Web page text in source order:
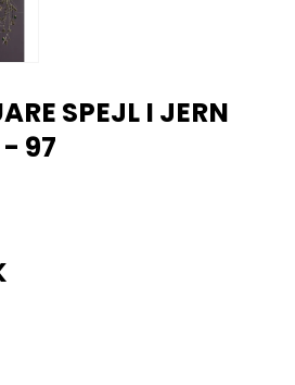
SPEJL I JERN
- 97